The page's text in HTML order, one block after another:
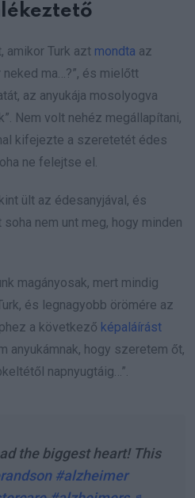
amikor Turk azt mondta az
neked ma…?”, és mielőtt
az anyukája mosolyogva
Nem volt nehéz megállapítani,
kifejezte a szeretetét édes
ne felejtse el.
ült az édesanyjával, és
nem unt meg, hogy minden
magányosak, mert mindig
és legnagyobb örömére az
a következő képaláírást
anyukámnak, hogy szeretem őt,
napnyugtáig…”.
the biggest heart! This
#alzheimer